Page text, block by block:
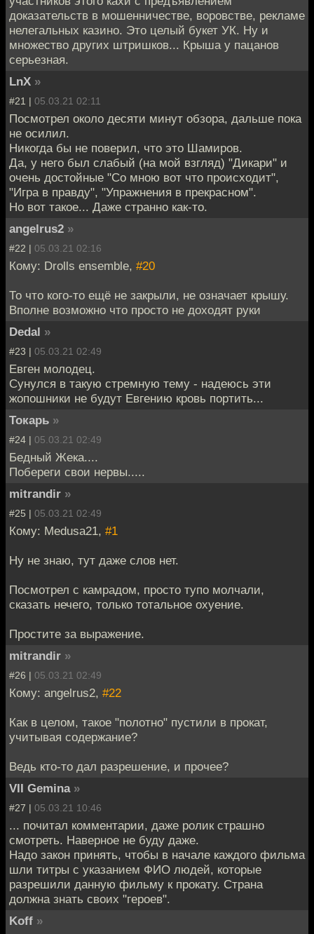
доказательств в мошенничестве, воровстве, рекламе
нелегальных казино. Это целый букет УК. Ну и
множество других штришков... Крыша у пацанов
серьезная.
LnX »
#21 | 05.03.21 02:11
Посмотрел около десяти минут обзора, дальше пока
не осилил.
Никогда бы не поверил, что это Шамиров.
Да, у него был слабый (на мой взгляд) "Дикари" и
очень достойные "Со мною вот что происходит",
"Игра в правду", "Упражнения в прекрасном".
Но вот такое... Даже странно как-то.
angelrus2 »
#22 | 05.03.21 02:16
Кому: Drolls ensemble, #20
То что кого-то ещё не закрыли, не означает крышу.
Вполне возможно что просто не доходят руки
Dedal »
#23 | 05.03.21 02:49
Евген молодец.
Сунулся в такую стремную тему - надеюсь эти
жопошники не будут Евгению кровь портить...
Токарь »
#24 | 05.03.21 02:49
Бедный Жека....
Побереги свои нервы.....
mitrandir »
#25 | 05.03.21 02:49
Кому: Medusa21, #1
Ну не знаю, тут даже слов нет.
Посмотрел с камрадом, просто тупо молчали,
сказать нечего, только тотальное охуение.
Простите за выражение.
mitrandir »
#26 | 05.03.21 02:49
Кому: angelrus2, #22
Как в целом, такое "полотно" пустили в прокат,
учитывая содержание?
Ведь кто-то дал разрешение, и прочее?
VII Gemina »
#27 | 05.03.21 10:46
... почитал комментарии, даже ролик страшно
смотреть. Наверное не буду даже.
Надо закон принять, чтобы в начале каждого фильма
шли титры с указанием ФИО людей, которые
разрешили данную фильму к прокату. Страна
должна знать своих "героев".
Koff »